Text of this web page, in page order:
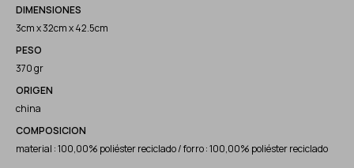
DIMENSIONES
3cm x 32cm x 42.5cm
PESO
370 gr
ORIGEN
china
COMPOSICION
material : 100,00% poliéster reciclado / forro : 100,00% poliéster reciclado